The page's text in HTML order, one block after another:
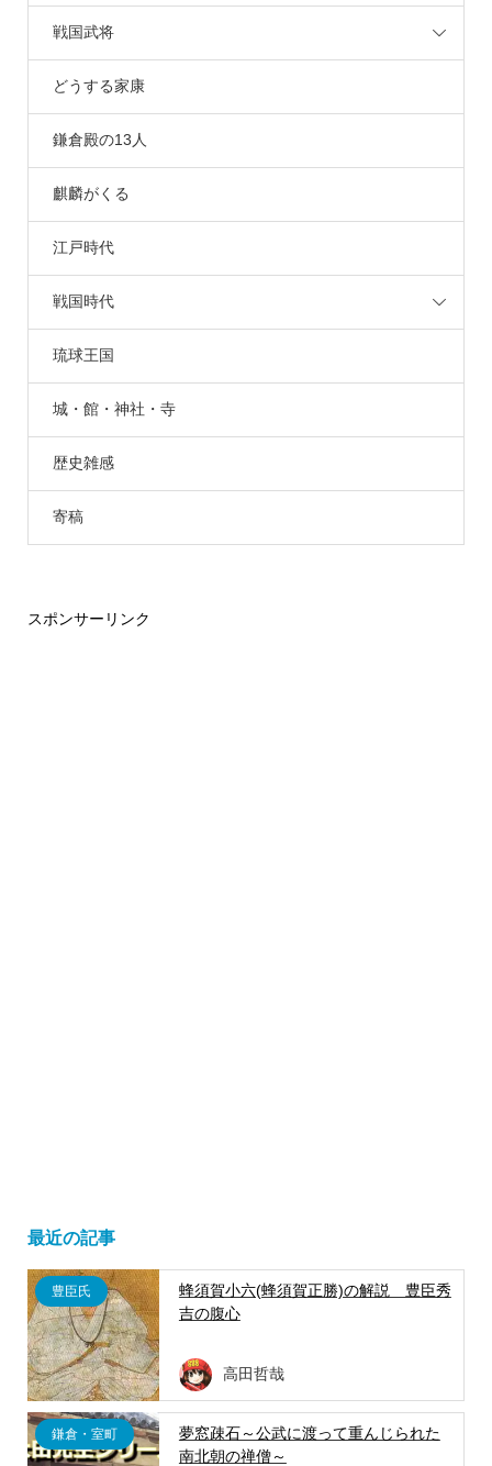
戦国武将
どうする家康
鎌倉殿の13人
麒麟がくる
江戸時代
戦国時代
琉球王国
城・館・神社・寺
歴史雑感
寄稿
スポンサーリンク
最近の記事
豊臣氏
蜂須賀小六(蜂須賀正勝)の解説 豊臣秀
吉の腹心
高田哲哉
鎌倉・室町
夢窓疎石～公武に渡って重んじられた
南北朝の禅僧～